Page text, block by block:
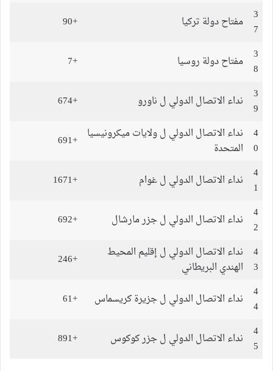
3
7
مفتاح دولة تركيا
+90
3
8
مفتاح دولة روسيا
+7
3
9
نداء الاتصال الدولي ل ناورو
+674
4
0
نداء الاتصال الدولي ل ولايات ميكرونيسيا
المتحدة
+691
4
1
نداء الاتصال الدولي ل غوام
+1671
4
2
نداء الاتصال الدولي ل جزر مارشال
+692
4
3
نداء الاتصال الدولي ل إقليم المحيط
الهندي البريطاني
+246
4
4
نداء الاتصال الدولي ل جزيرة كريسماس
+61
4
5
نداء الاتصال الدولي ل جزر كوكوس +891